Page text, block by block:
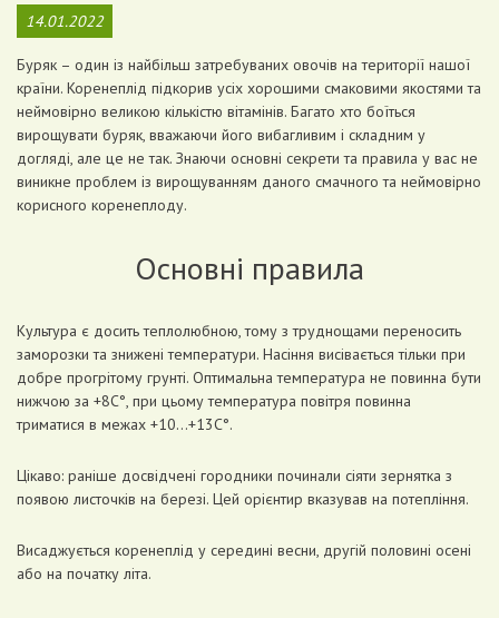
14.01.2022
Буряк – один із найбільш затребуваних овочів на території нашої
країни. Коренеплід підкорив усіх хорошими смаковими якостями та
неймовірно великою кількістю вітамінів. Багато хто боїться
вирощувати буряк, вважаючи його вибагливим і складним у
догляді, але це не так. Знаючи основні секрети та правила у вас не
виникне проблем із вирощуванням даного смачного та неймовірно
корисного коренеплоду.
Основні правила
Культура є досить теплолюбною, тому з труднощами переносить
заморозки та знижені температури. Насіння висівається тільки при
добре прогрітому грунті. Оптимальна температура не повинна бути
нижчою за +8С°, при цьому температура повітря повинна
триматися в межах +10…+13С°.
Цікаво: раніше досвідчені городники починали сіяти зернятка з
появою листочків на березі. Цей орієнтир вказував на потепління.
Висаджується коренеплід у середині весни, другій половині осені
або на початку літа.